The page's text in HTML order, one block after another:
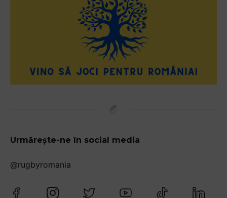
Urmărește-ne în social media
@rugbyromania